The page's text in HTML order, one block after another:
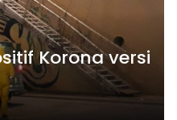
Korona versi